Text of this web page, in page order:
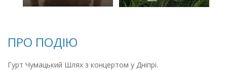
ПРО ПОДІЮ
Гурт Чумацький Шлях з концертом у Дніпрі.